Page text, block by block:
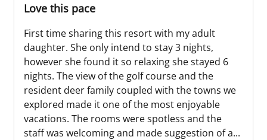
Love this pace
First time sharing this resort with my adult
daughter. She only intend to stay 3 nights,
however she found it so relaxing she stayed 6
nights. The view of the golf course and the
resident deer family coupled with the towns we
explored made it one of the most enjoyable
vacations. The rooms were spotless and the
staff was welcoming and made suggestion of a...